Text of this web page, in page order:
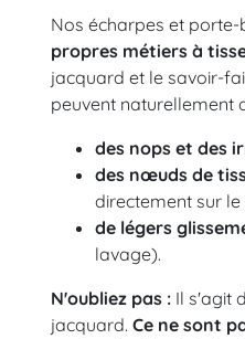
Nos écharpes et
propres métiers à
jacquard et le savoir-
peuvent naturellement
des nops et des
des nœuds de
directement sur
de légers
lavage).
N'oubliez pas : Il s'agit
jacquard. Ce ne sont